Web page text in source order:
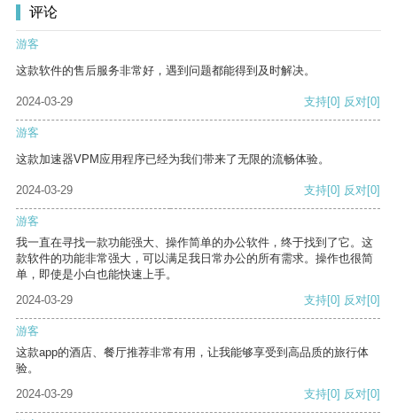
评论
游客
这款软件的售后服务非常好，遇到问题都能得到及时解决。
2024-03-29 支持[0] 反对[0]
游客
这款加速器VPM应用程序已经为我们带来了无限的流畅体验。
2024-03-29 支持[0] 反对[0]
游客
我一直在寻找一款功能强大、操作简单的办公软件，终于找到了它。这
款软件的功能非常强大，可以满足我日常办公的所有需求。操作也很简
单，即使是小白也能快速上手。
2024-03-29
支持[0] 反对[0]
游客
这款app的酒店、餐厅推荐非常有用，让我能够享受到高品质的旅行体
验。
2024-03-29
支持[0] 反对[0]